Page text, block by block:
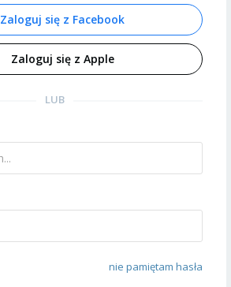
Zaloguj się z Facebook
Zaloguj się z Apple
LUB
nie pamiętam hasła